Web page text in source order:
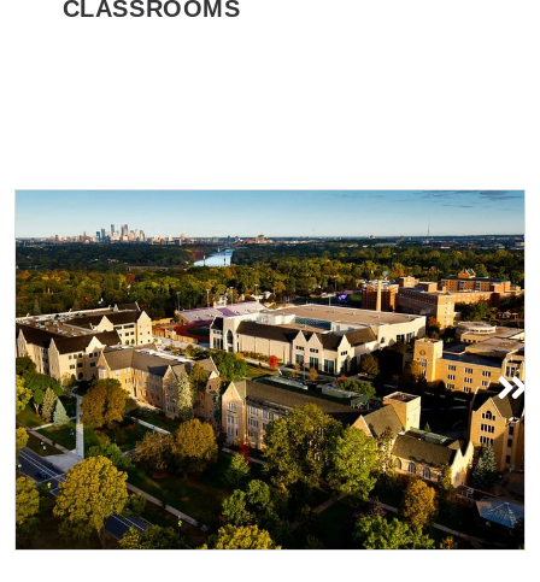
CLASSROOMS
Città universitaria